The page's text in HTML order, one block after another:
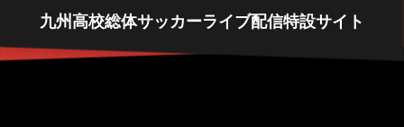
九州高校総体サッカーライブ配信特設サイト